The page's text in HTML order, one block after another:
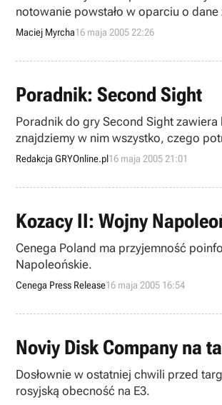
notowanie powstało w oparciu o
Maciej Myrcha16 maja 2005 22:26
Poradnik: Second Sight
Poradnik do gry Second Sight
znajdziemy w nim wszystko, czego
Redakcja GRYOnline.pl16 maja 2005 21:01
Kozacy II: Wojny
Cenega Poland ma przyjemność
Napoleońskie.
Cenega Press Release16 maja 2005 16:54
Noviy Disk Company na
Dosłownie w ostatniej chwili przed
rosyjską obecność na E3.